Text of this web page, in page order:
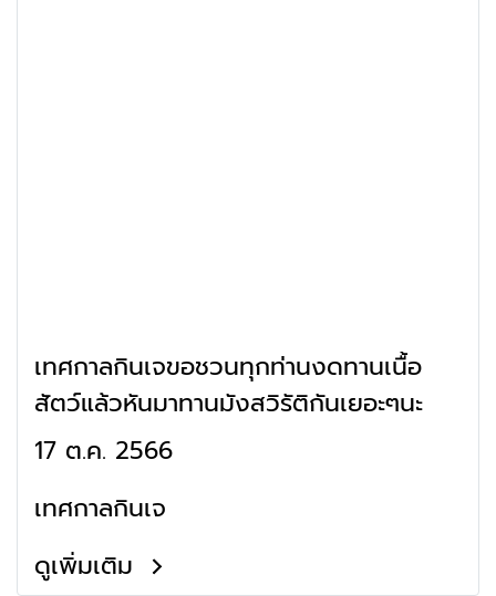
เทศกาลกินเจขอชวนทุกท่านงดทานเนื้อ
สัตว์แล้วหันมาทานมังสวิรัติกันเยอะๆนะ
17 ต.ค. 2566
เทศกาลกินเจ
ดูเพิ่มเติม